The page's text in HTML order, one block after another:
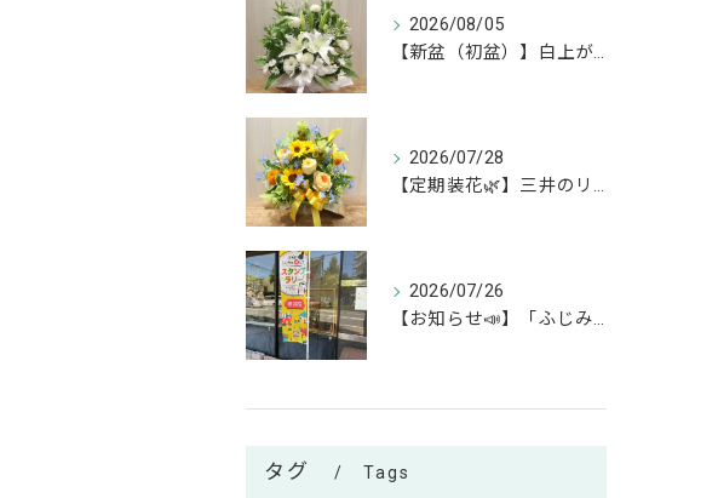
2026/08/05
【新盆（初盆）】白上がりのお供えアレンジのご紹介🕊✨
2026/07/28
【定期装花🌿】三井のリハウスふじみ野店様へのお届けアレンジ✨
2026/07/26
【お知らせ📣】「ふじみん推し活スタンプラリー」参加中です！✨
タグ Tags